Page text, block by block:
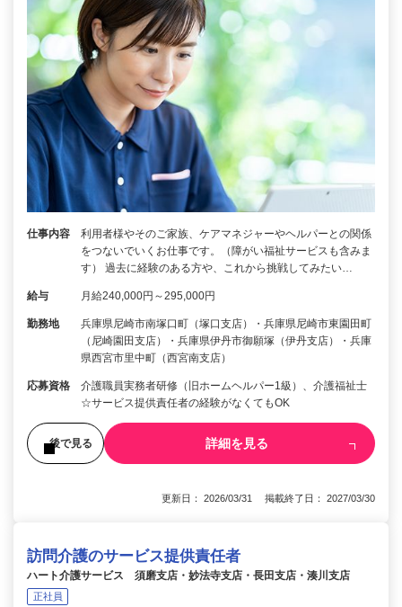
仕事内容
利用者様やそのご家族、ケアマネジャーやヘルパーとの関係
をつないでいくお仕事です。（障がい福祉サービスも含みま
す） 過去に経験のある方や、これから挑戦してみたい…
給与 月給240,000円～295,000円
勤務地
兵庫県尼崎市南塚口町（塚口支店）・兵庫県尼崎市東園田町
（尼崎園田支店）・兵庫県伊丹市御願塚（伊丹支店）・兵庫
県西宮市里中町（西宮南支店）
応募資格
介護職員実務者研修（旧ホームヘルパー1級）、介護福祉士
☆サービス提供責任者の経験がなくてもOK
後で見る 詳細を見る
更新日： 2026/03/31 掲載終了日： 2027/03/30
訪問介護のサービス提供責任者
ハート介護サービス 須磨支店・妙法寺支店・長田支店・湊川支店
正社員